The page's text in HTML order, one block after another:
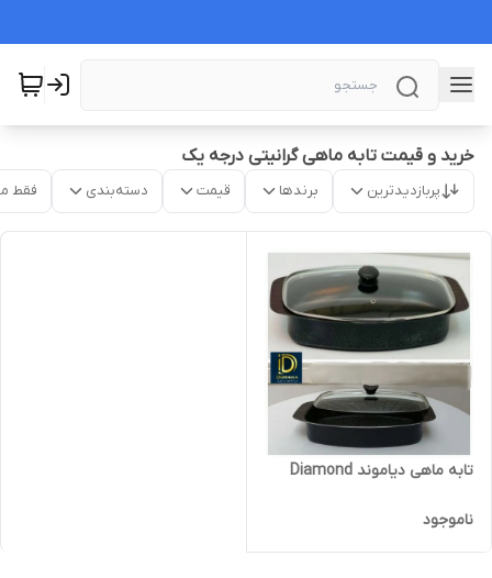
خرید و قیمت تابه ماهی گرانیتی درجه یک
پربازدیدترین برندها قیمت دسته‌بندی فقط
تابه ماهی دیاموند Diamond
ناموجود